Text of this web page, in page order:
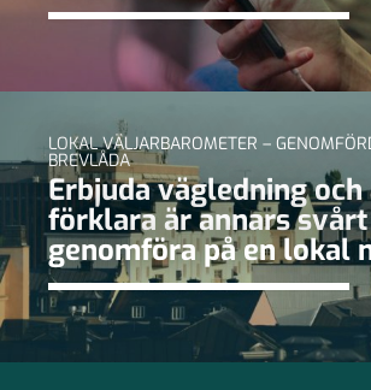
LOKAL VÄLJARBAROMETER –
BREVLÅDA
Erbjuda vägledning
förklara är annars
genomföra på en lokal